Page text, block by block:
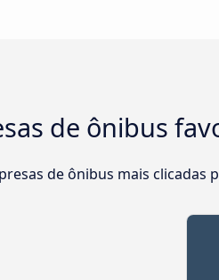
de ônibus
de ônibus mais clicadas